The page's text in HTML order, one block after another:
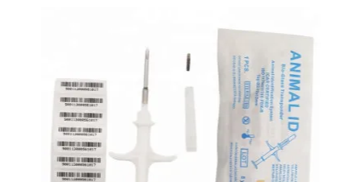
PRIVACY
POLICY